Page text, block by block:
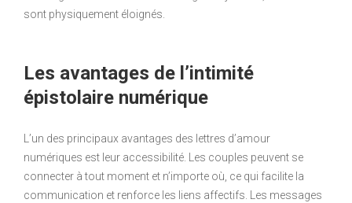
sont physiquement éloignés.
Les avantages de l’intimité
épistolaire numérique
L’un des principaux avantages des lettres d’amour
numériques est leur accessibilité. Les couples peuvent se
connecter à tout moment et n’importe où, ce qui facilite la
communication et renforce les liens affectifs. Les messages